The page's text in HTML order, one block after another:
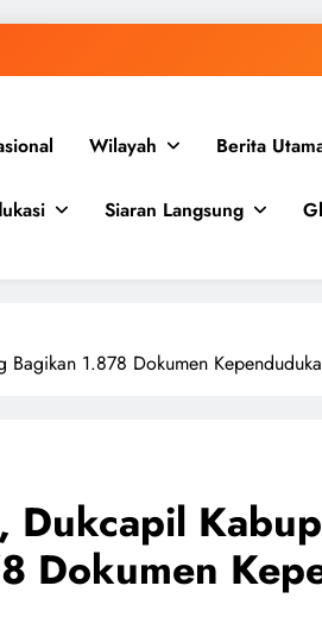
Wilayah Berita
Siaran Langsung
1.878 Dokumen
Dukcapil
Dokumen